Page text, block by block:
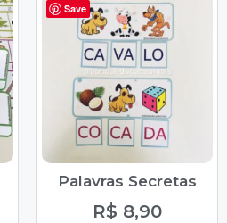
Save
Palavras Secretas
R$ 8,90